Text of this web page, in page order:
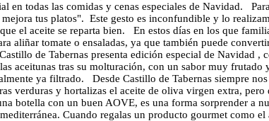
en todas las comidas y cenas especiales de Navidad.
tus platos". Este gesto es inconfundible y lo
el aceite se reparta bien. En estos días en los que
tomate o ensaladas, ya que también puede
de Tabernas presenta edición especial de Navidad ,
aceitunas tras su molturación, con un sabor muy
ya filtrado. Desde Castillo de Tabernas siempre
verduras y hortalizas el aceite de oliva virgen extra,
con un buen AOVE, es una forma sorprender a
Cuando regalas un producto gourmet como